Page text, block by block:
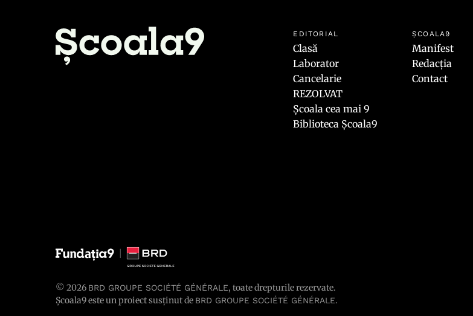
EDITORIAL
Clasă
Laborator
Cancelarie
REZOLVAT
Școala cea mai 9
Biblioteca Școala9
ȘCOALA9
Manifest
Redacția
Contact
© 2026 BRD GROUPE SOCIÉTÉ GÉNÉRALE, toate drepturile rezervate.
Școala9 este un proiect susținut de BRD GROUPE SOCIÉTÉ GÉNÉRALE.